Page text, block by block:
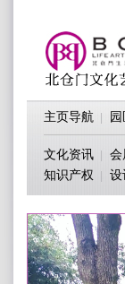
主页导航
文化资讯 会
知识产权
设